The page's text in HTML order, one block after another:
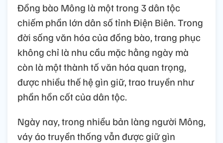
Đồng bào Mông là một trong 3 dân tộc
chiếm phần lớn dân số tỉnh Điện Biên. Trong
đời sống văn hóa của đồng bào, trang phục
không chỉ là nhu cầu mặc hằng ngày mà
còn là một thành tố văn hóa quan trọng,
được nhiều thế hệ gìn giữ, trao truyền như
phần hồn cốt của dân tộc.
Ngày nay, trong nhiều bản làng người Mông,
váy áo truyền thống vẫn được giữ gìn